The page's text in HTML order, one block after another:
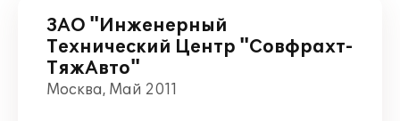
ЗАО "Инженерный
Технический Центр "Совфрахт-
ТяжАвто"
Москва, Май 2011